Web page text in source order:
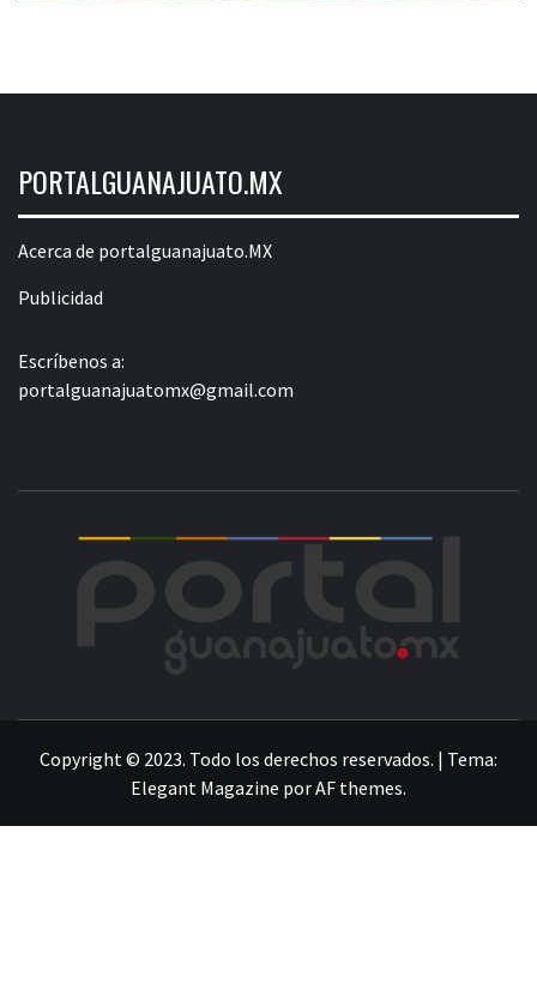
PORTALGUANAJUATO.MX
Acerca de portalguanajuato.MX
Publicidad
Escríbenos a:
portalguanajuatomx@gmail.com
Copyright © 2023. Todo los derechos reservados. | Tema:
Elegant Magazine porAF themes.